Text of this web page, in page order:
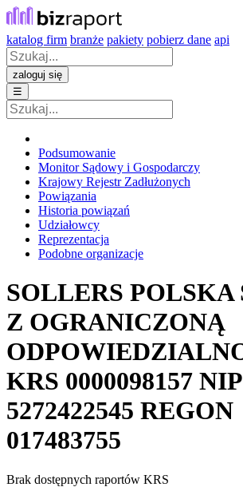
katalog firm branże pakiety pobierz dane api
zaloguj się
☰
Podsumowanie
Monitor Sądowy i Gospodarczy
Krajowy Rejestr Zadłużonych
Powiązania
Historia powiązań
Udziałowcy
Reprezentacja
Podobne organizacje
SOLLERS POLSKA
Z OGRANICZONĄ
KRS 0000098157 NIP
5272422545 REGON
017483755
Brak dostępnych raportów KRS